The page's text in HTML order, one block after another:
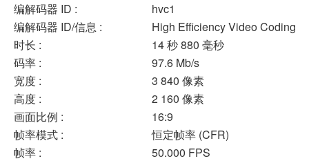
编解码器 ID :
hvc1
编解码器 ID/信息 :
High Efficiency Video Coding
时长 :
14 秒 880 毫秒
码率 :
97.6 Mb/s
宽度 :
3 840 像素
高度 :
2 160 像素
画面比例 :
16:9
帧率模式 :
恒定帧率 (CFR)
帧率 :
50.000 FPS